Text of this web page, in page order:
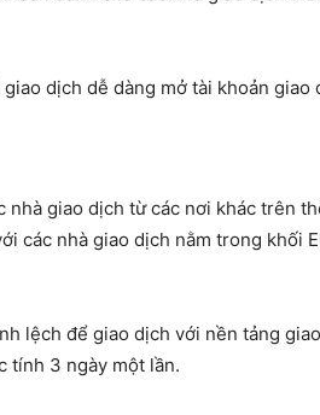
dịch dễ dàng mở tài khoản giao
nhà giao dịch từ các nơi khác trên
các nhà giao dịch nằm trong khối
lệch để giao dịch với nền tảng
tính 3 ngày một lần.